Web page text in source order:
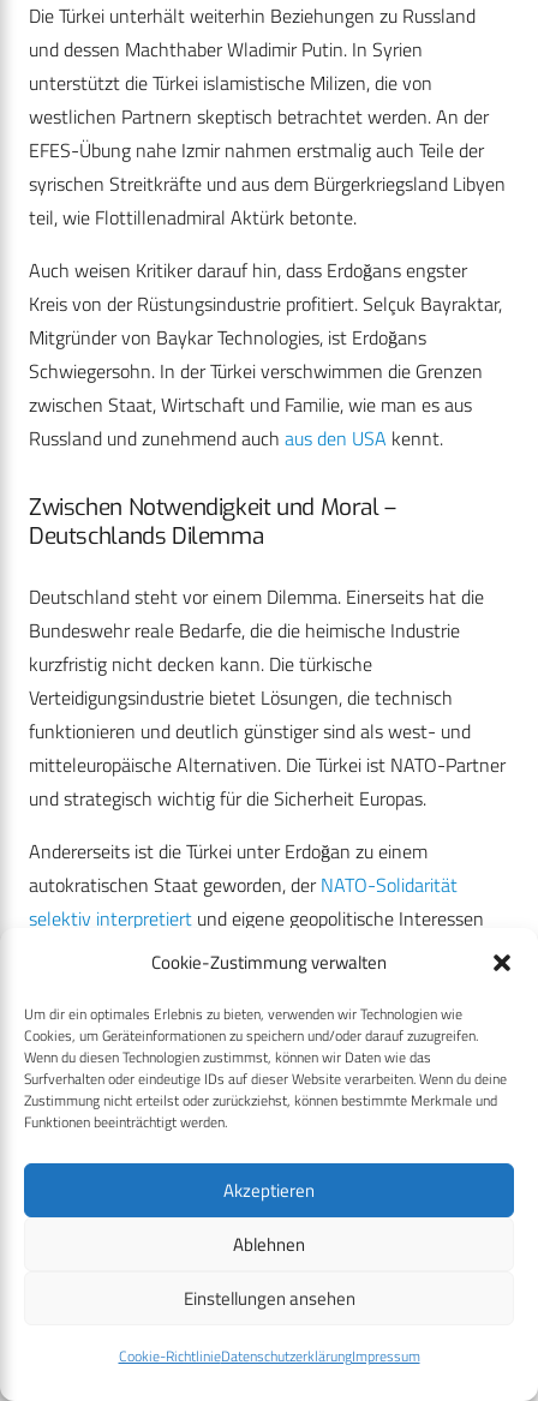
Cookie-Zustimmung verwalten
Um dir ein optimales Erlebnis zu bieten, verwenden wir Technologien wie
Cookies, um Geräteinformationen zu speichern und/oder darauf zuzugreifen.
Wenn du diesen Technologien zustimmst, können wir Daten wie das
Surfverhalten oder eindeutige IDs auf dieser Website verarbeiten. Wenn du deine
Zustimmung nicht erteilst oder zurückziehst, können bestimmte Merkmale und
Funktionen beeinträchtigt werden.
Akzeptieren
Ablehnen
Einstellungen ansehen
Cookie-RichtlinieDatenschutzerklärungImpressum
Die Türkei unterhält weiterhin Beziehungen zu Russland
und dessen Machthaber Wladimir Putin. In Syrien
unterstützt die Türkei islamistische Milizen, die von
westlichen Partnern skeptisch betrachtet werden. An der
EFES-Übung nahe Izmir nahmen erstmalig auch Teile der
syrischen Streitkräfte und aus dem Bürgerkriegsland Libyen
teil, wie Flottillenadmiral Aktürk betonte.
Auch weisen Kritiker darauf hin, dass Erdoğans engster
Kreis von der Rüstungsindustrie profitiert. Selçuk Bayraktar,
Mitgründer von Baykar Technologies, ist Erdoğans
Schwiegersohn. In der Türkei verschwimmen die Grenzen
zwischen Staat, Wirtschaft und Familie, wie man es aus
Russland und zunehmend auch aus den USA kennt.
Zwischen Notwendigkeit und Moral –
Deutschlands Dilemma
Deutschland steht vor einem Dilemma. Einerseits hat die
Bundeswehr reale Bedarfe, die die heimische Industrie
kurzfristig nicht decken kann. Die türkische
Verteidigungsindustrie bietet Lösungen, die technisch
funktionieren und deutlich günstiger sind als west- und
mitteleuropäische Alternativen. Die Türkei ist NATO-Partner
und strategisch wichtig für die Sicherheit Europas.
Andererseits ist die Türkei unter Erdoğan zu einem
autokratischen Staat geworden, derNATO-Solidarität
selektiv interpretiert und eigene geopolitische Interessen
verfolgt, die nicht immer mit denen Deutschlands
großflächig auf dem Boden aufgemalt; darunter steht: „GÜÇLÜYÜZ